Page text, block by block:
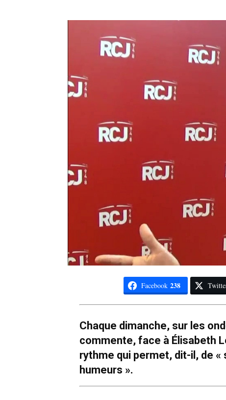
Facebook 238
Chaque dimanche, sur les
commente, face à Élisabeth
rythme qui permet, dit-il, de «
humeurs ».